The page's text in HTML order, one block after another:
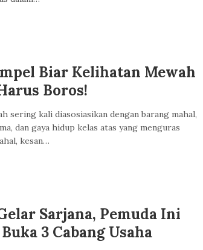
Biar Kelihatan Mewah
Boros!
sering kali diasosiasikan dengan barang mahal,
dan gaya hidup kelas atas yang menguras
kesan…
Sarjana, Pemuda Ini
3 Cabang Usaha